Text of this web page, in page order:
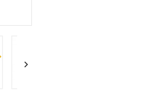
